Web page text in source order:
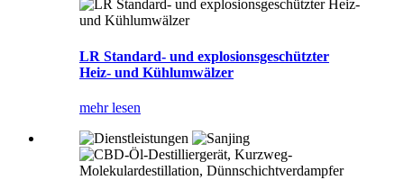
LR Standard- und explosionsgeschützter
Heiz- und Kühlumwälzer
mehr lesen